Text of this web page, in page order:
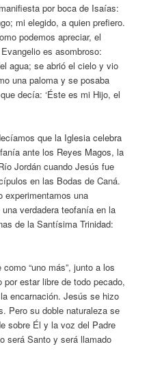
por boca de Isaías:
mi elegido, a quien prefiero.
podemos apreciar, el
es asombroso:
agua; se abrió el cielo y vio
una paloma y se posaba
decía: ‘Éste es mi Hijo, el
que la Iglesia celebra
ante los Reyes Magos, la
Jordán cuando Jesús fue
en las Bodas de Caná.
experimentamos una
verdadera teofanía en la
de la Santísima Trinidad:
“uno más”, junto a los
estar libre de todo pecado,
encarnación. Jesús se hizo
Pero su doble naturaleza se
sobre Él y la voz del Padre
será Santo y será llamado